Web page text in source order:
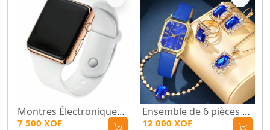
Montres Électroniques Pour Couple Unisexe Avec Affichage De L'heure Et De La Date
7 500 XOF
Ensemble de 6 pièces Montre pour femmes avec coffret
12 000 XOF